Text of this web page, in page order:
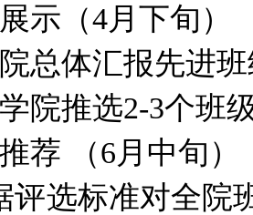
示（4月下旬）
院总体汇报先进
学院推选2-3个班
荐 （6月中旬）
评选标准对全院